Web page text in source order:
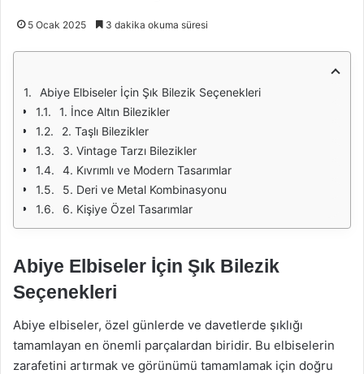
5 Ocak 2025 3 dakika okuma süresi
Abiye Elbiseler İçin Şık Bilezik Seçenekleri
1. İnce Altın Bilezikler
2. Taşlı Bilezikler
3. Vintage Tarzı Bilezikler
4. Kıvrımlı ve Modern Tasarımlar
5. Deri ve Metal Kombinasyonu
6. Kişiye Özel Tasarımlar
Abiye Elbiseler İçin Şık Bilezik
Seçenekleri
Abiye elbiseler, özel günlerde ve davetlerde şıklığı
tamamlayan en önemli parçalardan biridir. Bu elbiselerin
zarafetini artırmak ve görünümü tamamlamak için doğru